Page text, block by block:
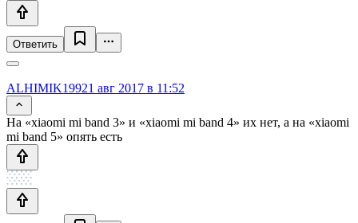
Ответить
ALHIMIK19921 авг 2017 в 11:52
На «xiaomi mi band 3» и «xiaomi mi band 4» их нет, а на «xiaomi
mi band 5» опять есть